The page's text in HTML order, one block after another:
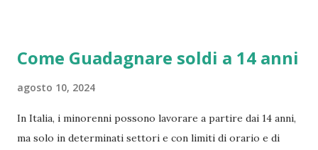
relativamente breve, dai un'occhiata a queste 15 idee, altri
Come Guadagnare soldi a 14 anni
agosto 10, 2024
In Italia, i minorenni possono lavorare a partire dai 14 anni,
ma solo in determinati settori e con limiti di orario e di